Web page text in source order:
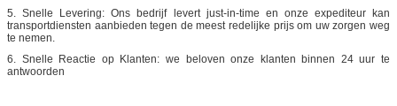
5. Snelle Levering: Ons bedrijf levert just-in-time en onze expediteur kan
transportdiensten aanbieden tegen de meest redelijke prijs om uw zorgen weg
te nemen.
6. Snelle Reactie op Klanten: we beloven onze klanten binnen 24 uur te
antwoorden